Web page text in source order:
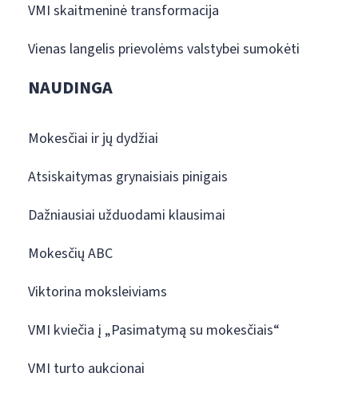
VMI skaitmeninė transformacija
Vienas langelis prievolėms valstybei sumokėti
NAUDINGA
Mokesčiai ir jų dydžiai
Atsiskaitymas grynaisiais pinigais
Dažniausiai užduodami klausimai
Mokesčių ABC
Viktorina moksleiviams
VMI kviečia į „Pasimatymą su mokesčiais“
VMI turto aukcionai